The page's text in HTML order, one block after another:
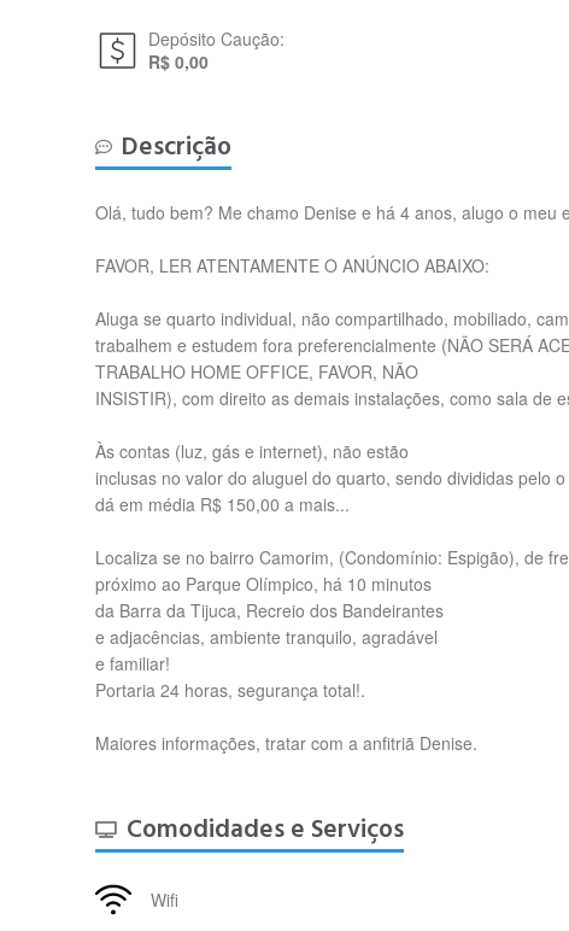
Depósito Caução:
R$ 0,00
Descrição
Olá, tudo bem? Me chamo Denise e há 4 anos, alugo o
FAVOR, LER ATENTAMENTE O ANÚNCIO ABAIXO:
Aluga se quarto individual, não compartilhado, mobiliado,
trabalhem e estudem fora preferencialmente (NÃO SERÁ
TRABALHO HOME OFFICE, FAVOR, NÃO
INSISTIR), com direito as demais instalações, como sala de
Às contas (luz, gás e internet), não estão
inclusas no valor do aluguel do quarto, sendo divididas pelo
dá em média R$ 150,00 a mais...
Localiza se no bairro Camorim, (Condomínio: Espigão), de
próximo ao Parque Olímpico, há 10 minutos
da Barra da Tijuca, Recreio dos Bandeirantes
e adjacências, ambiente tranquilo, agradável
e familiar!
Portaria 24 horas, segurança total!.
Maiores informações, tratar com a anfitriã Denise.
Comodidades e Serviços
Wifi